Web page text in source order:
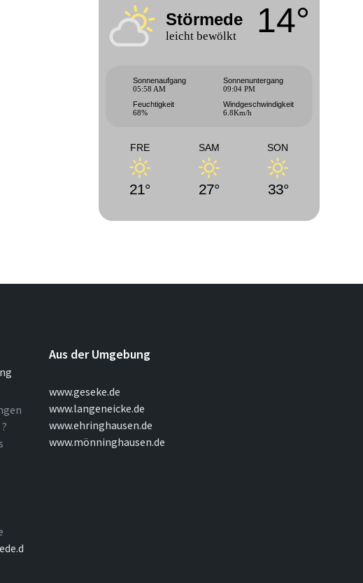
Störmede
leicht bewölkt 14°
Sonnenaufgang
05:58 AM
Sonnenuntergang
09:04 PM
Feuchtigkeit
68%
Windgeschwindigkeit
6.8Km/h
FRE
21°
SAM
27°
SON
33°
Aus der Umgebung
www.geseke.de
www.langeneicke.de
www.ehringhausen.de
www.mönninghausen.de